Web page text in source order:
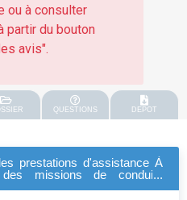
ou à consulter
partir du bouton
avis".
QUESTIONS DEPOT
prestations d'assistance À
missions de conduite